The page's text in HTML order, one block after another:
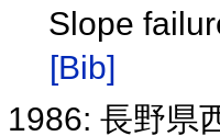
Slope
[Bib]
1986: 長野県